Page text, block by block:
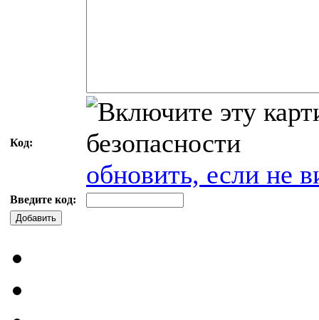
Код:
обновить, если не
Введите код:
Добавить